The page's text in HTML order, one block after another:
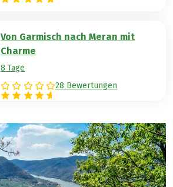
Von Garmisch nach Meran mit
Charme
8 Tage
28 Bewertungen